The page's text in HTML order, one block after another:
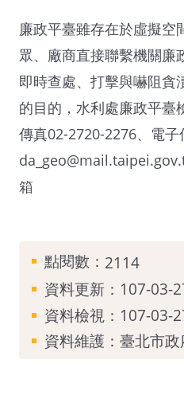
廉政平臺雖存在於虛擬空
眾、廠商直接聯繫機關廉
即時查處、打擊與嚇阻貪
的目的，水利處廉政平臺
傳真02-2720-2276、電子
箱
點閱數： 2114
資料更新：107-03-
資料檢視：107-03-
資料維護：臺北市